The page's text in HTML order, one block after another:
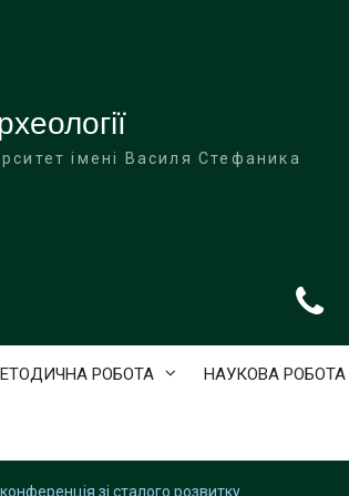
імені Василя Стефаника
РОБОТА НАУКОВА РОБОТА
зі сталого розвитку